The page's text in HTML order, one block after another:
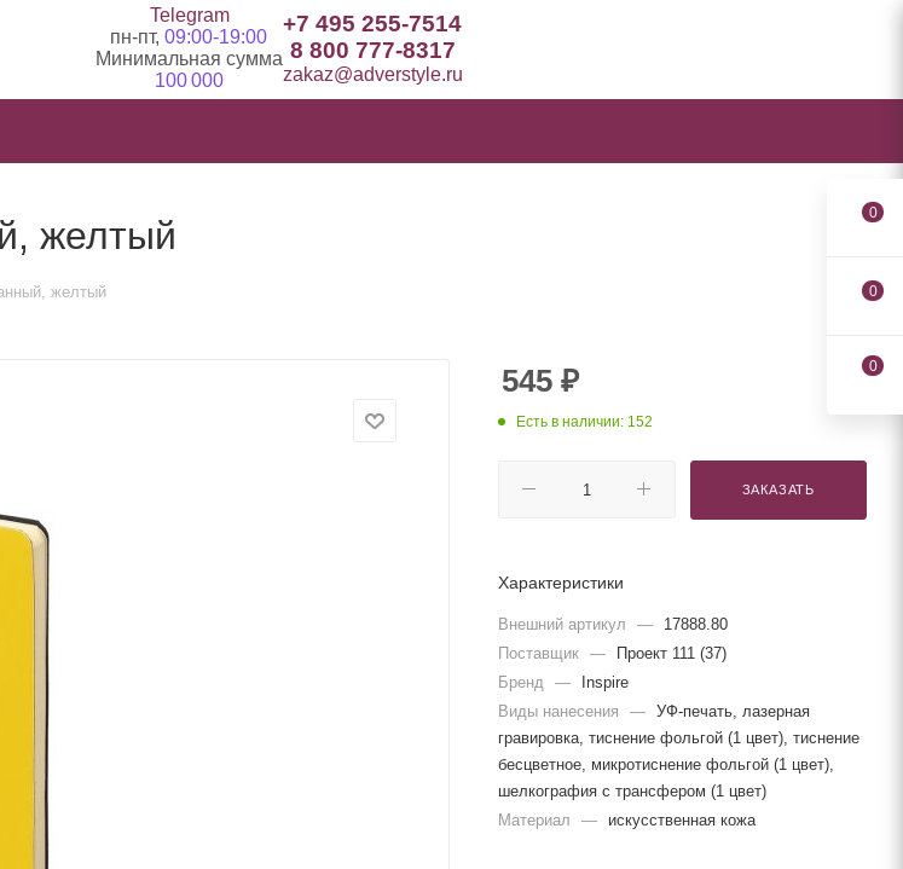
Telegram
пн-пт, 09:00-19:00
Минимальная сумма
100 000
+7 495 255-7514
8 800 777-8317
zakaz@adverstyle.ru
желтый
желтый
545 ₽
Есть в наличии: 152
ЗАКАЗАТЬ
Характеристики
Внешний артикул —
17888.80
Поставщик —
Проект 111 (37)
Бренд
—
Inspire
Виды нанесения
— УФ-печать, лазерная
гравировка, тиснение фольгой (1 цвет), тиснение
бесцветное, микротиснение фольгой (1 цвет),
шелкография с трансфером (1 цвет)
Материал
— искусственная кожа
0
0
0